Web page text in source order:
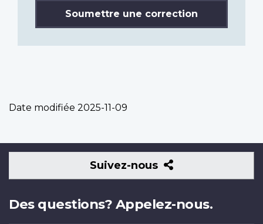
Soumettre une correction
Date modifiée 2025-11-09
Suivez-nous
Suivez-
nous
Des questions? Appelez-nous.